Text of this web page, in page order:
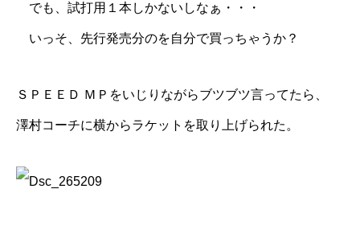
でも、試打用１本しかないしなぁ・・・
いっそ、先行発売分のを自分で買っちゃうか？
ＳＰＥＥＤ ＭＰをいじりながらブツブツ言ってたら、
澤村コーチに横からラケットを取り上げられた。